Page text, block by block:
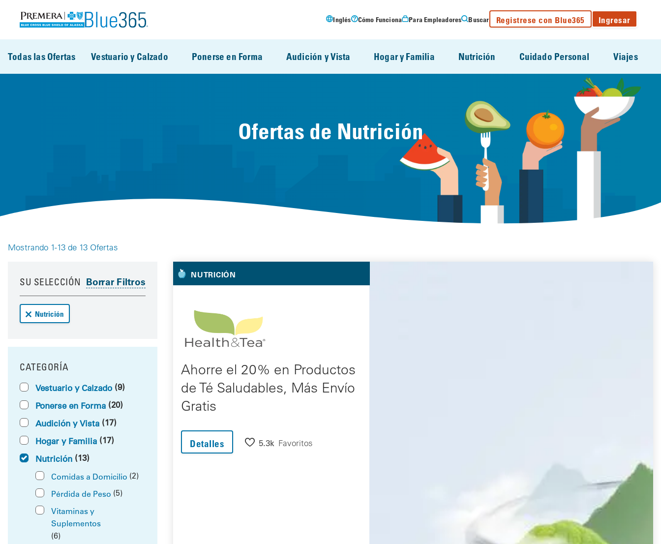
Inglés Cómo Funciona Para Empleadores Buscar Registrese con Blue365 Ingresar
Todas las Ofertas Vestuario y Calzado Ponerse en Forma Audición y Vista Hogar y Familia Nutrición Cuidado Personal Viajes
Ofertas de Nutrición
Mostrando 1-13 de 13 Ofertas
SU SELECCIÓN
Remove Nutrición deals from your results
Nutrición
FILTRAR POR
CATEGORÍA
Vestuario y Calzado (9)
Ponerse en Forma (20)
Audición y Vista (17)
Hogar y Familia (17)
Nutrición (13)
Comidas a Domicilio (2)
Pérdida de Peso (5)
Vitaminas y
Suplementos
(6)
Your Selected Deals
NUTRICIÓN
Ahorre el 20% en Productos
de Té Saludables, Más Envío
Gratis
Detalles 5.3k Favoritos